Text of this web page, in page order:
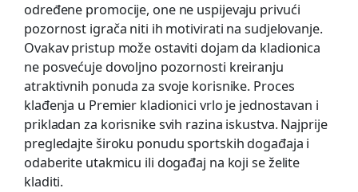
određene promocije, one ne uspijevaju privući
pozornost igrača niti ih motivirati na sudjelovanje.
Ovakav pristup može ostaviti dojam da kladionica
ne posvećuje dovoljno pozornosti kreiranju
atraktivnih ponuda za svoje korisnike. Proces
klađenja u Premier kladionici vrlo je jednostavan i
prikladan za korisnike svih razina iskustva. Najprije
pregledajte široku ponudu sportskih događaja i
odaberite utakmicu ili događaj na koji se želite
kladiti.